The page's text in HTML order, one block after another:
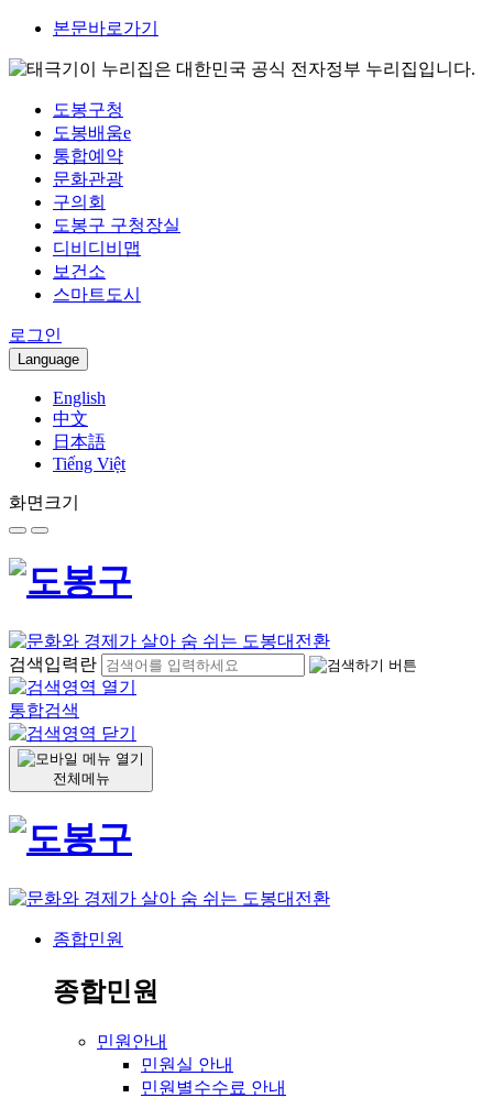
본문바로가기
이 누리집은 대한민국 공식 전자정부 누리집입니다.
도봉구청
도봉배움e
통합예약
문화관광
구의회
도봉구 구청장실
디비디비맵
보건소
스마트도시
로그인
Language
English
中文
日本語
Tiếng Việt
화면크기
검색입력란
통합검색
전체메뉴
종합민원
종합민원
민원안내
민원실 안내
민원별수수료 안내